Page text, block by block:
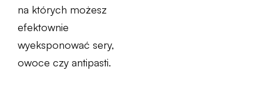
na których możesz
efektownie
wyeksponować sery,
owoce czy antipasti.